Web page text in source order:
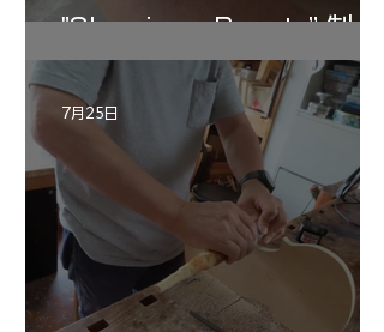
"Sleeping・Beauty” 制作
記 30
7月25日